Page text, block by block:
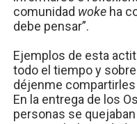
comunidad woke ha
debe pensar”.
Ejemplos de esta
todo el tiempo y
déjenme
En la entrega de los
personas se